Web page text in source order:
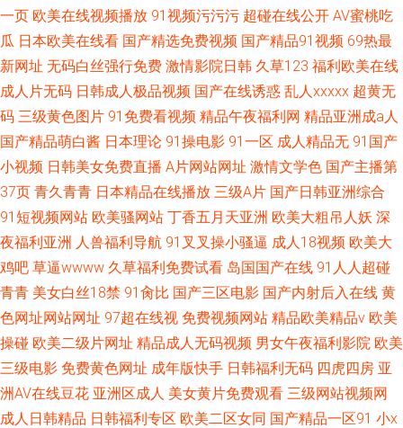
一页 欧美在线视频播放 91视频污污污 超碰在线公开 AV蜜桃吃
瓜 日本欧美在线看 国产精选免费视频 国产精品91视频 69热最
新网址 无码白丝强行免费 激情影院日韩 久草123 福利欧美在线
成人片无码 日韩成人极品视频 国产在线诱惑 乱人xxxxx 超黄无
码 三级黄色图片 91免费看视频 精品午夜福利网 精品亚洲成a人
国产精品萌白酱 日本理论 91操电影 91一区 成人精品无 91国产
小视频 日韩美女免费直播 A片网站网址 激情文学色 国产主播第
37页 青久青青 日本精品在线播放 三级A片 国产日韩亚洲综合
91短视频网站 欧美骚网站 丁香五月天亚洲 欧美大粗吊人妖 深
夜福利亚洲 人兽福利导航 91叉叉操小骚逼 成人18视频 欧美大
鸡吧 草逼wwww 久草福利免费试看 岛国国产在线 91人人超碰
青青 美女白丝18禁 91肏比 国产三区电影 国产内射后入在线 黄
色网址网站网址 97超在线视 免费视频网站 精品欧美精品v 欧美
操碰 欧美二级片网址 精品成人无码视频 男女午夜福利影院 欧美
三级电影 免费黄色网址 成年版快手 日韩福利无码 四虎四房 亚
洲AV在线豆花 亚洲区成人 美女黄片免费观看 三级网站视频网
成人日韩精品 日韩福利专区 欧美二区女同 国产精品一区91 小x